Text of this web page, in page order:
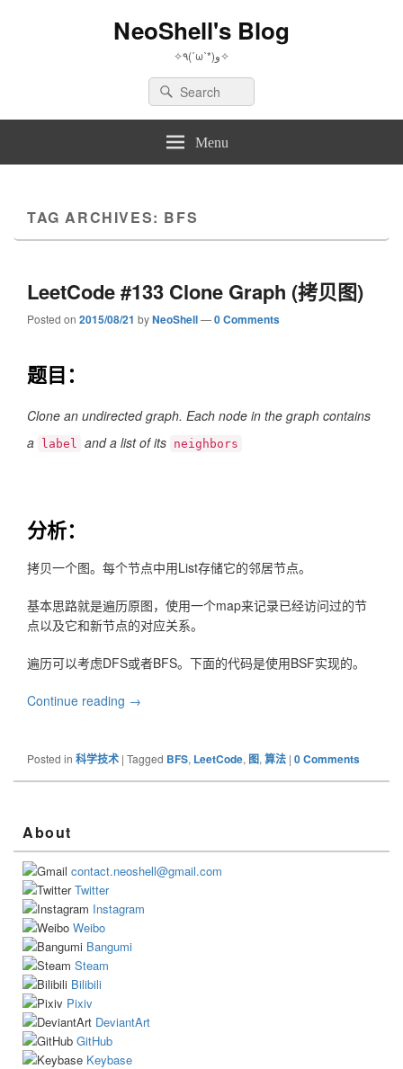
NeoShell's Blog
✧٩(ˊωˋ*)و✧
Search
for:
Search
Menu
TAG ARCHIVES: BFS
LeetCode #133 Clone Graph (拷贝图)
Posted on 2015/08/21 byNeoShell—0 Comments
题目：
Clone an undirected graph. Each node in the graph contains
a
label and a list of its neighbors
分析：
拷贝一个图。每个节点中用List存储它的邻居节点。
基本思路就是遍历原图，使用一个map来记录已经访问过的节
点以及它和新节点的对应关系。
遍历可以考虑DFS或者BFS。下面的代码是使用BSF实现的。
Continue reading LeetCode #133 Clone Graph (拷贝图)
→
Posted in 科学技术 | Tagged BFS, LeetCode, 图, 算法 | 0 Comments
Sidebar
Widget
Area
About
contact.neoshell@gmail.com
Twitter
Instagram
Weibo
Bangumi
Steam
Bilibili
Pixiv
DeviantArt
GitHub
Keybase